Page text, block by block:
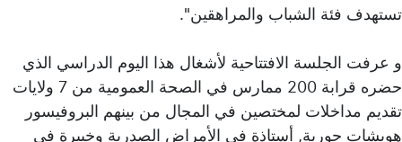
تستهدف فئة الشباب والمراهقين''.
و عرفت الجلسة الافتتاحية لأشغال هذا اليوم الدراسي الذي
حضره قرابة 200 ممارس في الصحة العمومية من 7 ولايات
تقديم مداخلات لمختصين في المجال من بينهم البروفيسور
هويشات حورية, أستاذة في الأمراض الصدرية وخبيرة في